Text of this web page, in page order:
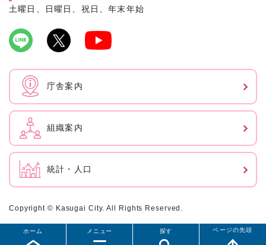
メニュー
ホーム 探す ページの先頭
土曜日、日曜日、祝日、年末年始
庁舎案内
組織案内
統計・人口
Copyright © Kasugai City. All Rights Reserved.